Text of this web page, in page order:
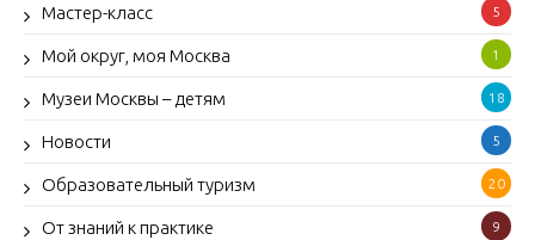
Мастер-класс 5
Мой округ, моя Москва 1
Музеи Москвы – детям 18
Новости 5
Образовательный туризм 20
От знаний к практике 9